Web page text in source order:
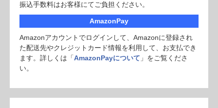
振込手数料はお客様にてご負担ください。
AmazonPay
Amazonアカウントでログインして、Amazonに登録され
た配送先やクレジットカード情報を利用して、お支払でき
ます。詳しくは「AmazonPayについて 」をご覧くださ
い。